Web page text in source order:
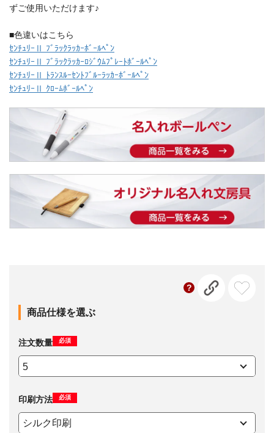
ずご使用いただけます♪
■色違いはこちら
ｾﾝﾁｭﾘｰⅡ ﾌﾞﾗｯｸﾗｯｶｰﾎﾞｰﾙﾍﾟﾝ
ｾﾝﾁｭﾘｰⅡ ﾌﾞﾗｯｸﾗｯｶｰﾛｼﾞｳﾑﾌﾟﾚｰﾄﾎﾞｰﾙﾍﾟﾝ
ｾﾝﾁｭﾘｰⅡ ﾄﾗﾝｽﾙｰｾﾝﾄﾌﾞﾙｰﾗｯｶｰﾎﾞｰﾙﾍﾟﾝ
ｾﾝﾁｭﾘｰⅡ ｸﾛｰﾑﾎﾞｰﾙﾍﾟﾝ
商品仕様を選ぶ
注文数量 必須
印刷方法 必須